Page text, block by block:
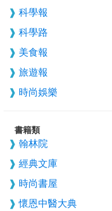
科學報
科學路
美食報
旅遊報
時尚娛樂
書籍類
翰林院
經典文庫
時尚書屋
懷恩中醫大典